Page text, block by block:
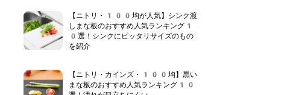
【ニトリ・100均が人気】シンク渡
しまな板のおすすめ人気ランキング1
0選！シンクにピッタリサイズのもの
を紹介
【ニトリ・カインズ・100均】黒い
まな板のおすすめ人気ランキング10